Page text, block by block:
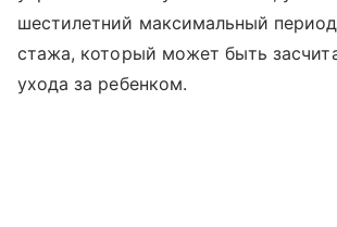
шестилетний максимальный
стажа, который может быть
ухода за ребенком.